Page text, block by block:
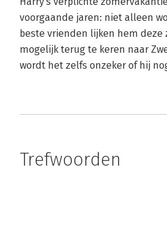
voorgaande jaren: niet alleen
beste vrienden lijken hem
mogelijk terug te keren naar
wordt het zelfs onzeker of hij
Trefwoorden